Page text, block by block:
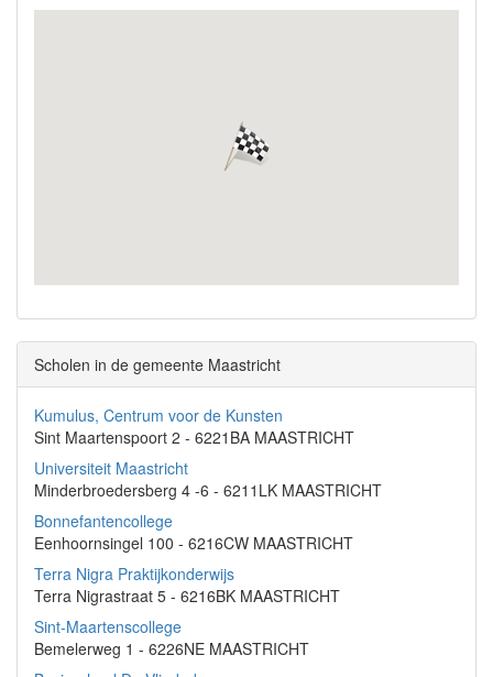
Scholen in de gemeente Maastricht
Kumulus, Centrum voor de Kunsten
Sint Maartenspoort 2 - 6221BA MAASTRICHT
Universiteit Maastricht
Minderbroedersberg 4 -6 - 6211LK MAASTRICHT
Bonnefantencollege
Eenhoornsingel 100 - 6216CW MAASTRICHT
Terra Nigra Praktijkonderwijs
Terra Nigrastraat 5 - 6216BK MAASTRICHT
Sint-Maartenscollege
Bemelerweg 1 - 6226NE MAASTRICHT